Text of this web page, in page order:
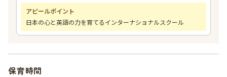
アピールポイント
日本の心と英語の力を育てるインターナショナルスクール
保育時間